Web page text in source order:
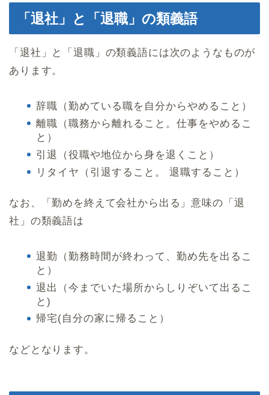
「退社」と「退職」の類義語
「退社」と「退職」の類義語には次のようなものが
あります。
辞職（勤めている職を自分からやめること）
離職（職務から離れること。仕事をやめるこ
と）
引退（役職や地位から身を退くこと）
リタイヤ（引退すること。 退職すること）
なお、「勤めを終えて会社から出る」意味の「退
社」の類義語は
退勤（勤務時間が終わって、勤め先を出るこ
と）
退出（今までいた場所からしりぞいて出るこ
と)
帰宅(自分の家に帰ること）
などとなります。